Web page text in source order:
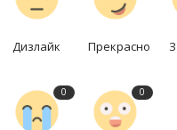
Дизлайк Прекрасно
0 0